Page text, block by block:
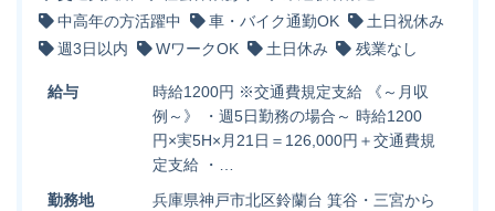
中高年の方活躍中
車・バイク通勤OK
土日祝休み
週3日以内
WワークOK 土日休み 残業なし
給与
時給1200円 ※交通費規定支給 《～月収
例～》 ・週5日勤務の場合～ 時給1200
円×実5H×月21日＝126,000円＋交通費規
定支給 ・…
勤務地
兵庫県神戸市北区鈴蘭台 箕谷・三宮から